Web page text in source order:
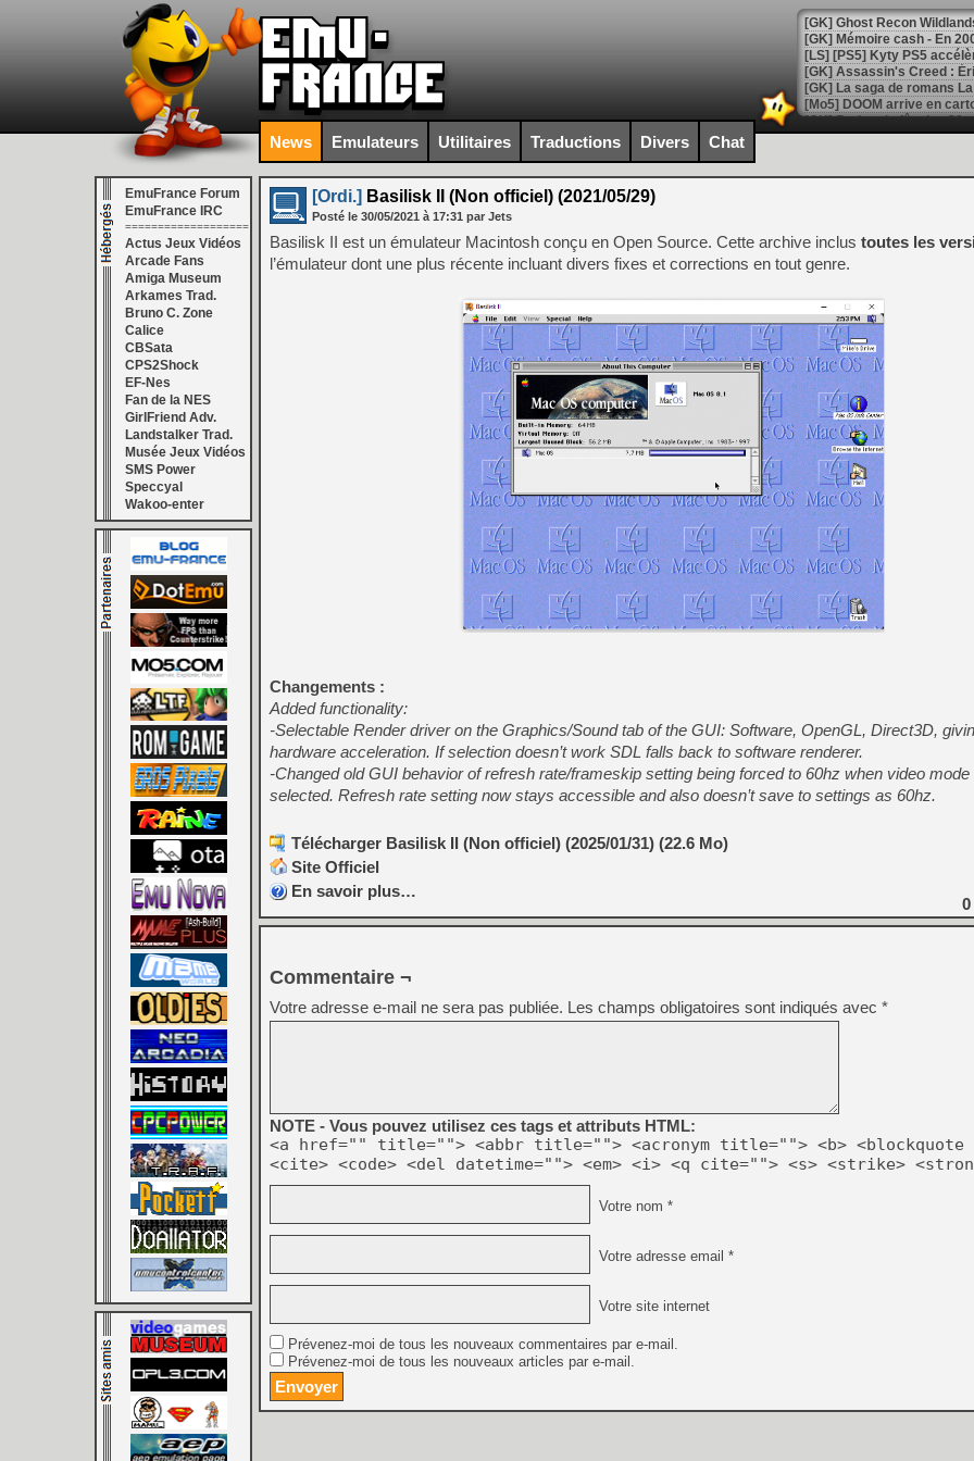
[Mo5] DOOM arrive en
[GK] Bethesda fête les 30
[GK] Roblox : l'action en
[GK] Agenda - GeForce
[LS] [PS5] ps5-y2jb-
[GK] Pourquoi Marvel
[GK] Test : Restory : Chill
[GK] GTA 6 : Rockstar
[GK] Hot Wheels Infinite
[GK] Mémoire cash -
[GK] Résultats Nintendo :
[GK] Déjà des
[Mo5] Brickboy cherche à
[GK] Minecraft et ses «
[GK] Beast of
[GK] Ubisoft : fin de partie
[GK] Mémoire cash -
[GK] Dan Houser (GTA)
[GK] Comment EA Sports
[GK] Crimson Moon : un
[GK] Isle of Reveries : le
[GK] Moonlighter 2 : The
[GK] Capcom relance
[Mo5] Deux inédits du
[GK] Le beat'em up The
[GK] Endless Legend 2 :
[LS] [PS5] Le WebKit
News Emulateurs Utilitaires Traductions Divers Chat
EmuFrance Forum
EmuFrance IRC
===================
Actus Jeux Vidéos
Arcade Fans
Amiga Museum
Arkames Trad.
Bruno C. Zone
Calice
CBSata
CPS2Shock
EF-Nes
Fan de la NES
GirlFriend Adv.
Landstalker Trad.
Musée Jeux Vidéos
SMS Power
Speccyal
Wakoo-enter
[Ordi.] Basilisk II (Non officiel) (2021/05/29)
Posté le 30/05/2021 à 17:31 par Jets
Basilisk II est un émulateur Macintosh conçu en Open Source. Cette archive inclus toutes les
l’émulateur dont une plus récente incluant divers fixes et corrections en tout genre.
Changements :
Added functionality:
-Selectable Render driver on the Graphics/Sound tab of the GUI: Software, OpenGL, Direct3D,
hardware acceleration. If selection doesn’t work SDL falls back to software renderer.
-Changed old GUI behavior of refresh rate/frameskip setting being forced to 60hz when video
selected. Refresh rate setting now stays accessible and also doesn’t save to settings as 60hz.
Télécharger Basilisk II (Non officiel) (2025/01/31) (22.6 Mo)
Site Officiel
En savoir plus…
0
Commentaire ¬
Votre adresse e-mail ne sera pas publiée. Les champs obligatoires sont indiqués avec *
NOTE - Vous pouvez utilisez ces tags et attributs HTML:
<a href="" title=""> <abbr title=""> <acronym title=""> <b> <blockquote
<cite> <code> <del datetime=""> <em> <i> <q cite=""> <s> <strike>
Votre nom *
Votre adresse email *
Votre site internet
Prévenez-moi de tous les nouveaux commentaires par e-mail.
Prévenez-moi de tous les nouveaux articles par e-mail.